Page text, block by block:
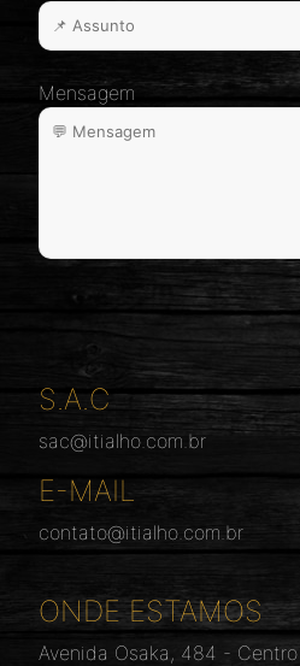
Mensagem
S.A.C
sac@itialho.com.br
E-MAIL
contato@itialho.com.br
ONDE ESTAMOS
Avenida Osaka, 484 -